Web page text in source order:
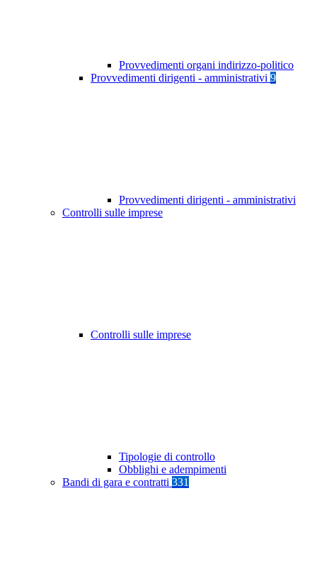
Provvedimenti organi indirizzo-politico
Provvedimenti dirigenti - amministrativi 9
Provvedimenti dirigenti - amministrativi
Controlli sulle imprese
Controlli sulle imprese
Tipologie di controllo
Obblighi e adempimenti
Bandi di gara e contratti 331